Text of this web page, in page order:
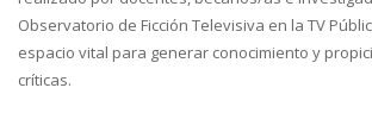
Observatorio de Ficción Televisiva en la TV
espacio vital para generar conocimiento y
críticas.